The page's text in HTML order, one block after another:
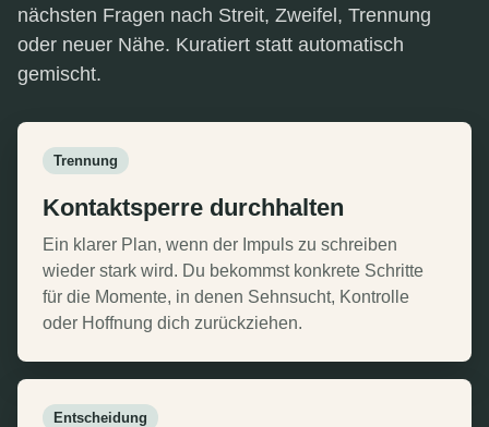
nächsten Fragen nach Streit, Zweifel, Trennung
oder neuer Nähe. Kuratiert statt automatisch
gemischt.
Trennung
Kontaktsperre durchhalten
Ein klarer Plan, wenn der Impuls zu schreiben
wieder stark wird. Du bekommst konkrete Schritte
für die Momente, in denen Sehnsucht, Kontrolle
oder Hoffnung dich zurückziehen.
Entscheidung